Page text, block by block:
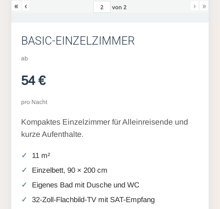
« ‹ von 2 › »
BASIC-EINZELZIMMER
ab
54 €
pro Nacht
Kompaktes Einzelzimmer für Alleinreisende und
kurze Aufenthalte.
11 m²
Einzelbett, 90 × 200 cm
Eigenes Bad mit Dusche und WC
32-Zoll-Flachbild-TV mit SAT-Empfang